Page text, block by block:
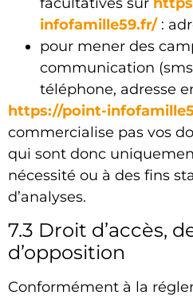
infofamille59.fr/:
pour mener des
communication
téléphone, adresse
https://point-
commercialise pas vos
qui sont donc
nécessité ou à des fins
d’analyses.
7.3 Droit d’accès,
d’opposition
Conformément à la